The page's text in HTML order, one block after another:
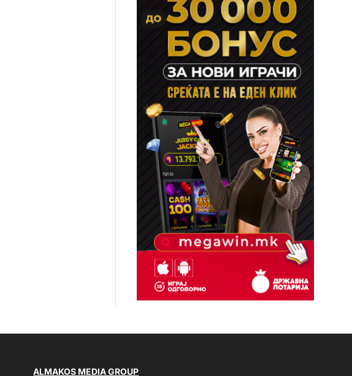
ALMAKOS MEDIA GROUP